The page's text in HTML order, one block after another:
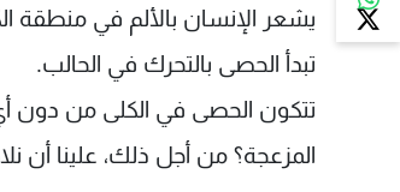
يشعر الإنسان بالألم في منطقة
تبدأ الحصى بالتحرك في الحالب.
تتكون الحصى في الكلى من دون
المزعجة؟ من أجل ذلك، علينا